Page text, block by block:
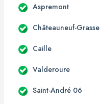
Aspremont
Châteauneuf-Grasse
Caille
Valderoure
Saint-André 06